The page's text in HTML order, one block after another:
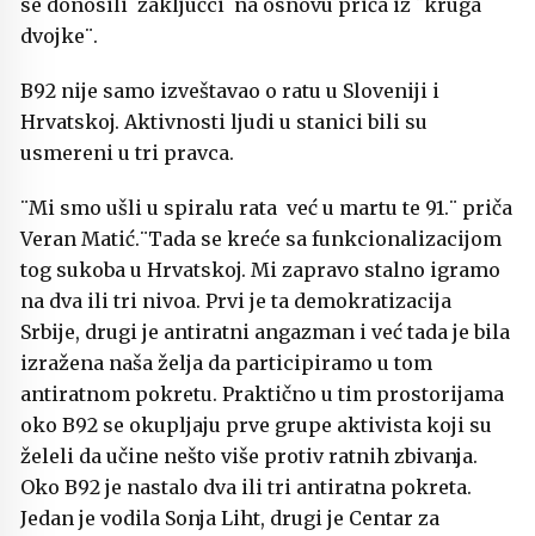
se donosili zaključci na osnovu priča iz ¨kruga
dvojke¨.
B92 nije samo izveštavao o ratu u Sloveniji i
Hrvatskoj. Aktivnosti ljudi u stanici bili su
usmereni u tri pravca.
¨Mi smo ušli u spiralu rata već u martu te 91.¨ priča
Veran Matić.¨Tada se kreće sa funkcionalizacijom
tog sukoba u Hrvatskoj. Mi zapravo stalno igramo
na dva ili tri nivoa. Prvi je ta demokratizacija
Srbije, drugi je antiratni angazman i već tada je bila
izražena naša želja da participiramo u tom
antiratnom pokretu. Praktično u tim prostorijama
oko B92 se okupljaju prve grupe aktivista koji su
želeli da učine nešto više protiv ratnih zbivanja.
Oko B92 je nastalo dva ili tri antiratna pokreta.
Jedan je vodila Sonja Liht, drugi je Centar za